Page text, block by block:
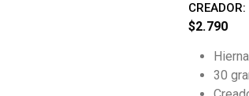
CREADOR:
$2.790
30